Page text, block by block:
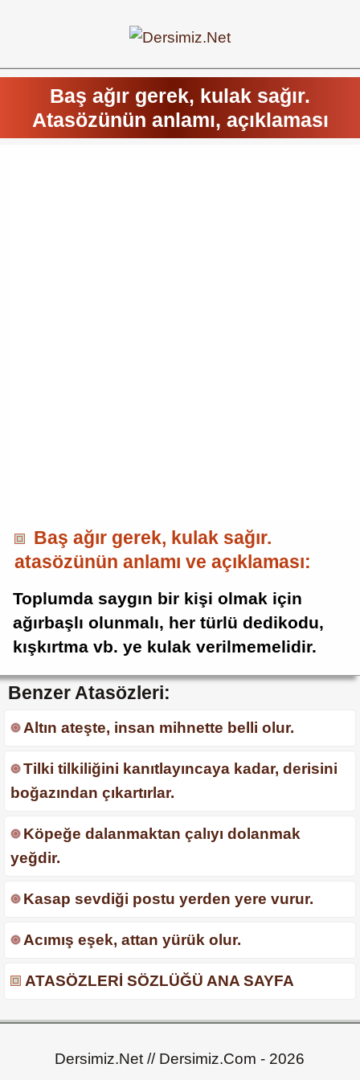
Baş ağır gerek, kulak sağır.
Atasözünün anlamı, açıklaması
Baş ağır gerek, kulak sağır.
atasözünün anlamı ve açıklaması:
Toplumda saygın bir kişi olmak için
ağırbaşlı olunmalı, her türlü dedikodu,
kışkırtma vb. ye kulak verilmemelidir.
Benzer Atasözleri:
Altın ateşte, insan mihnette belli olur.
Tilki tilkiliğini kanıtlayıncaya kadar, derisini
boğazından çıkartırlar.
Köpeğe dalanmaktan çalıyı dolanmak
yeğdir.
Kasap sevdiği postu yerden yere vurur.
Acımış eşek, attan yürük olur.
ATASÖZLERİ SÖZLÜĞÜ ANA SAYFA
Dersimiz.Net // Dersimiz.Com - 2026